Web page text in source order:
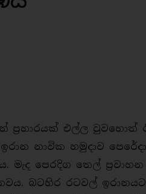
ප‍්‍රහාරයක් එල්ල
නාවික හමුදාව
මැද පෙරදිග තෙල්
බටහිර රටවල්